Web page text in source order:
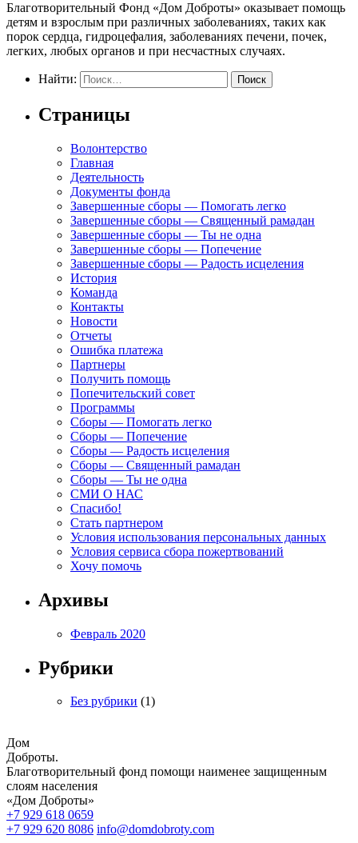
Благотворительный Фонд «Дом Доброты» оказывает помощь
детям и взрослым при различных заболеваниях, таких как
порок сердца, гидроцефалия, заболеваниях печени, почек,
легких, любых органов и при несчастных случаях.
Найти:
Страницы
Волонтерство
Главная
Деятельность
Документы фонда
Завершенные сборы — Помогать легко
Завершенные сборы — Священный рамадан
Завершенные сборы — Ты не одна
Завершенные сборы — Попечение
Завершенные сборы — Радость исцеления
История
Команда
Контакты
Новости
Отчеты
Ошибка платежа
Партнеры
Получить помощь
Попечительский совет
Программы
Сборы — Помогать легко
Сборы — Попечение
Сборы — Радость исцеления
Сборы — Священный рамадан
Сборы — Ты не одна
СМИ О НАС
Спасибо!
Стать партнером
Условия использования персональных данных
Условия сервиса сбора пожертвований
Хочу помочь
Архивы
Февраль 2020
Рубрики
Без рубрики (1)
Дом
Доброты.
Благотворительный фонд помощи наименее защищенным
слоям населения
«Дом Доброты»
+7 929 618 0659
+7 929 620 8086 info@domdobroty.com